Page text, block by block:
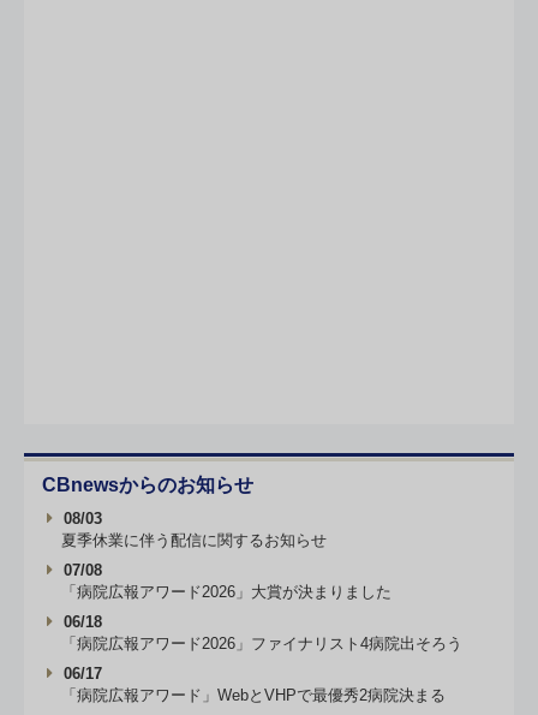
CBnewsからのお知らせ
08/03
夏季休業に伴う配信に関するお知らせ
07/08
「病院広報アワード2026」大賞が決まりました
06/18
「病院広報アワード2026」ファイナリスト4病院出そろう
06/17
「病院広報アワード」WebとVHPで最優秀2病院決まる